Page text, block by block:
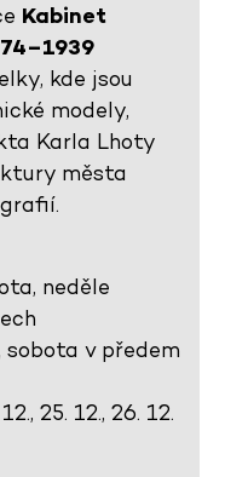
Kabinet
kde jsou
modely,
Karla Lhoty
města
neděle
v předem
25. 12., 26. 12.